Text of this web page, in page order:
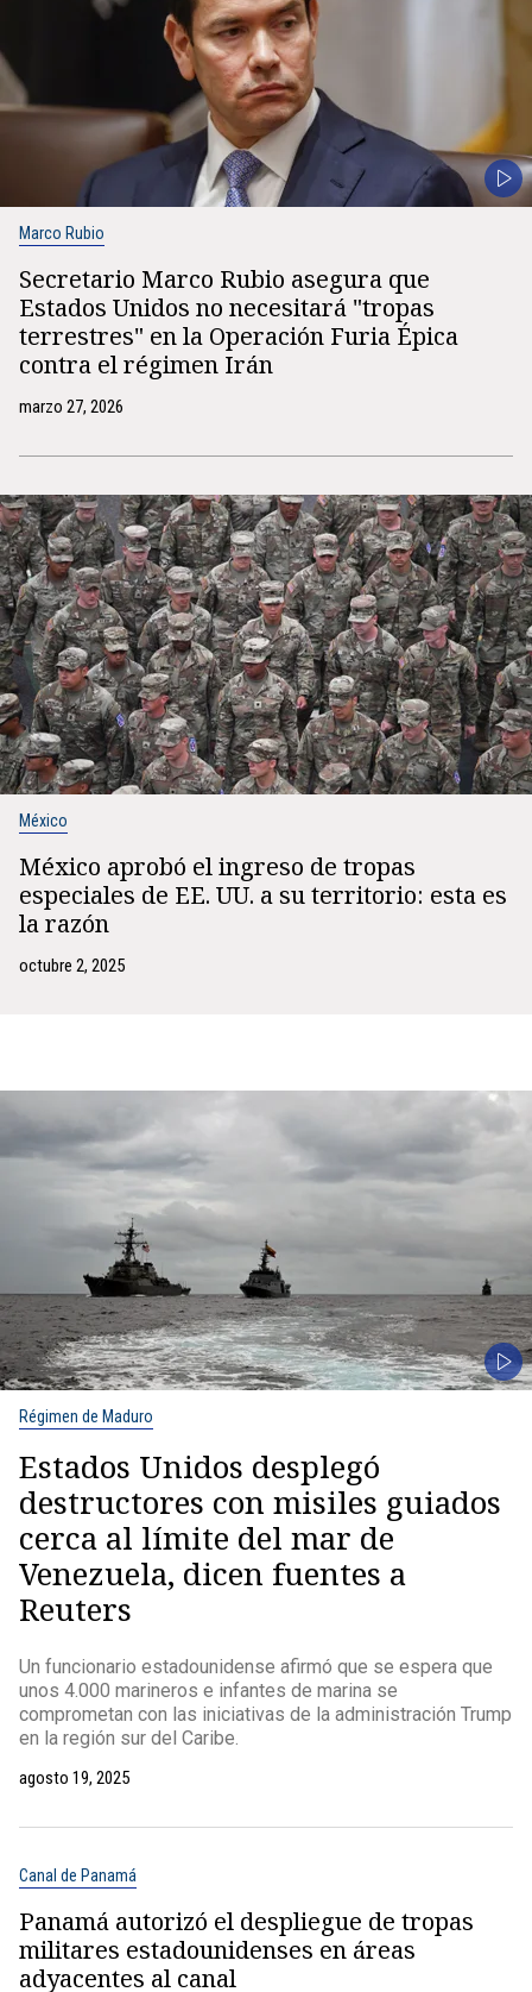
Marco Rubio
Secretario Marco Rubio asegura que
Estados Unidos no necesitará "tropas
terrestres" en la Operación Furia Épica
contra el régimen Irán
marzo 27, 2026
México
México aprobó el ingreso de tropas
especiales de EE. UU. a su territorio: esta es
la razón
octubre 2, 2025
Régimen de Maduro
Estados Unidos desplegó
destructores con misiles guiados
cerca al límite del mar de
Venezuela, dicen fuentes a
Reuters
Un funcionario estadounidense afirmó que se espera que
unos 4.000 marineros e infantes de marina se
comprometan con las iniciativas de la administración Trump
en la región sur del Caribe.
agosto 19, 2025
Canal de Panamá
Panamá autorizó el despliegue de tropas
militares estadounidenses en áreas
adyacentes al canal